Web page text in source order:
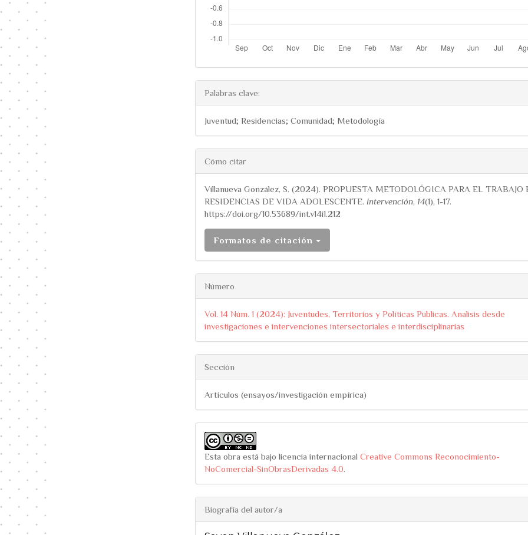
Palabras clave:
Juventud; Residencias; Comunidad; Metodología
Cómo citar
Villanueva González, S. (2024). PROPUESTA METODOLÓGICA PARA EL TRABAJO
RESIDENCIAS DE VIDA ADOLESCENTE. Intervención, 14(1), 1-17.
https://doi.org/10.53689/int.v14i1.212
Formatos de citación
Número
Vol. 14 Núm. 1 (2024): Juventudes, Territorios y Políticas Públicas. Analisis desde
investigaciones e intervenciones intersectoriales e interdisciplinarias
Sección
Artículos (ensayos/investigación empírica)
Esta obra está bajo licencia internacional Creative Commons Reconocimiento-
NoComercial-SinObrasDerivadas 4.0.
Biografía del autor/a